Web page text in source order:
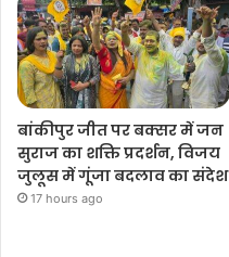
बांकीपुर जीत पर बक्सर में जन
सुराज का शक्ति प्रदर्शन, विजय
जुलूस में गूंजा बदलाव का संदेश
17 hours ago